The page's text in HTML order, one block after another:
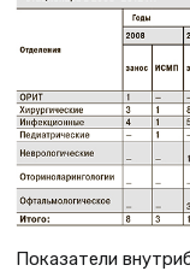
Показатели